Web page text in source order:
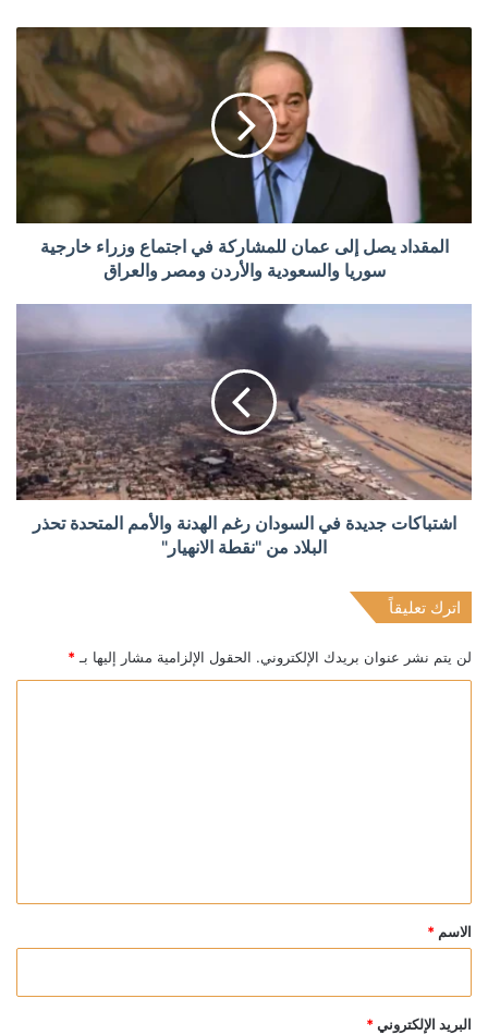
المقداد يصل إلى عمان للمشاركة في اجتماع وزراء خارجية
سوريا والسعودية والأردن ومصر والعراق
اشتباكات جديدة في السودان رغم الهدنة والأمم المتحدة تحذر
البلاد من "نقطة الانهيار"
اترك تعليقاً
لن يتم نشر عنوان بريدك الإلكتروني. الحقول الإلزامية مشار إليها بـ *
*
الاسم *
البريد الإلكتروني *